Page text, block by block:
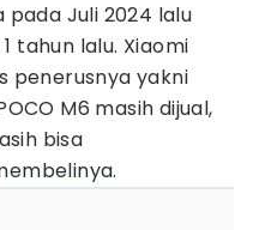
pada Juli 2024 lalu
tahun lalu. Xiaomi
penerusnya yakni
M6 masih dijual,
bisa